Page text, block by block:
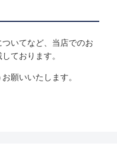
いてなど、当店でのお
ております。
願いいたします。